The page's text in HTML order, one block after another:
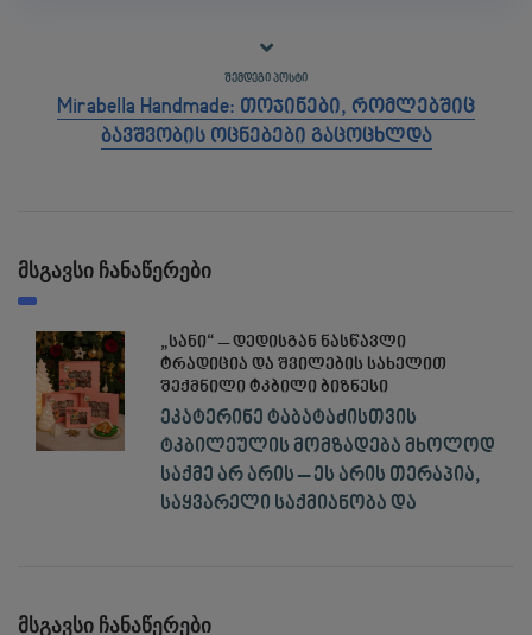
ᲨᲔᲛᲓᲔᲒᲘ ᲞᲝᲡᲢᲘ
Mirabella Handmade: თოჯინები, რომლებშიც
ბავშვობის ოცნებები გაცოცხლდა
მსგავსი ჩანაწერები
„სანი“ – დედისგან ნასწავლი
ტრადიცია და შვილების სახელით
შექმნილი ტკბილი ბიზნესი
ეკატერინე ტაბატაძისთვის
ტკბილეულის მომზადება მხოლოდ
საქმე არ არის – ეს არის თერაპია,
საყვარელი საქმიანობა და
მსგავსი ჩანაწერები